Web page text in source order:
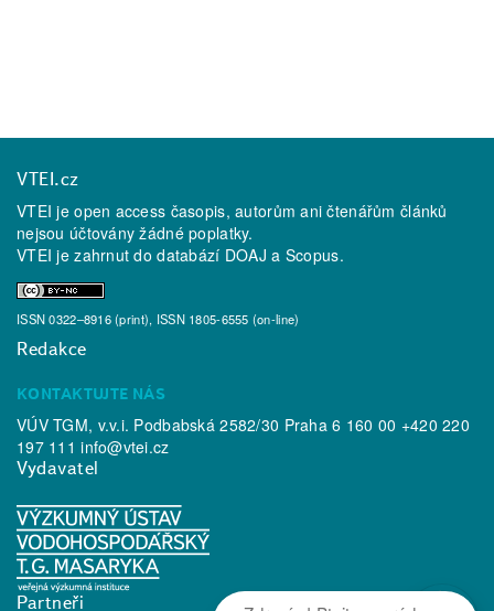
VTEI.cz
VTEI je open access časopis, autorům ani čtenářům článků
nejsou účtovány žádné poplatky.
VTEI je zahrnut do databází DOAJ a Scopus.
ISSN 0322–8916 (print), ISSN 1805-6555 (on-line)
Redakce
KONTAKTUJTE NÁS
VÚV TGM, v.v.i. Podbabská 2582/30 Praha 6 160 00 +420 220
197 111info@vtei.cz
Vydavatel
Partneři